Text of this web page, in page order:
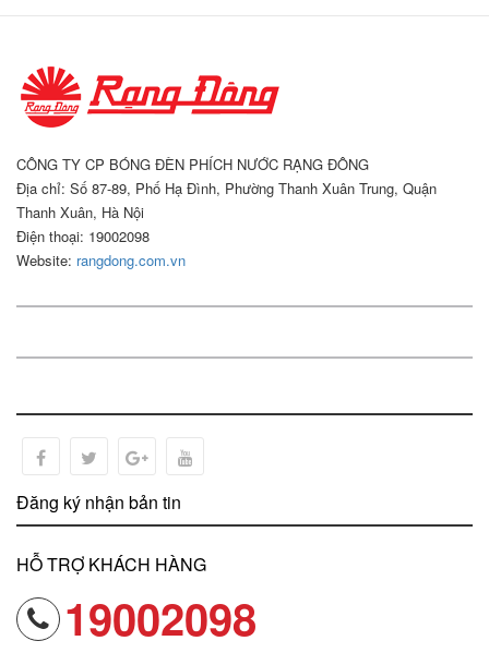
CÔNG TY CP BÓNG ĐÈN PHÍCH NƯỚC RẠNG ĐÔNG
Địa chỉ: Số 87-89, Phố Hạ Đình, Phường Thanh Xuân Trung, Quận
Thanh Xuân, Hà Nội
Điện thoại: 19002098
Website: rangdong.com.vn
Đăng ký nhận bản tin
HỖ TRỢ KHÁCH HÀNG
19002098